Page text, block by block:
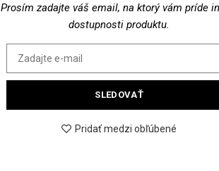
Prosím zadajte váš email, na ktorý vám príde
dostupnosti produktu.
SLEDOVAŤ
Pridať medzi obľúbené